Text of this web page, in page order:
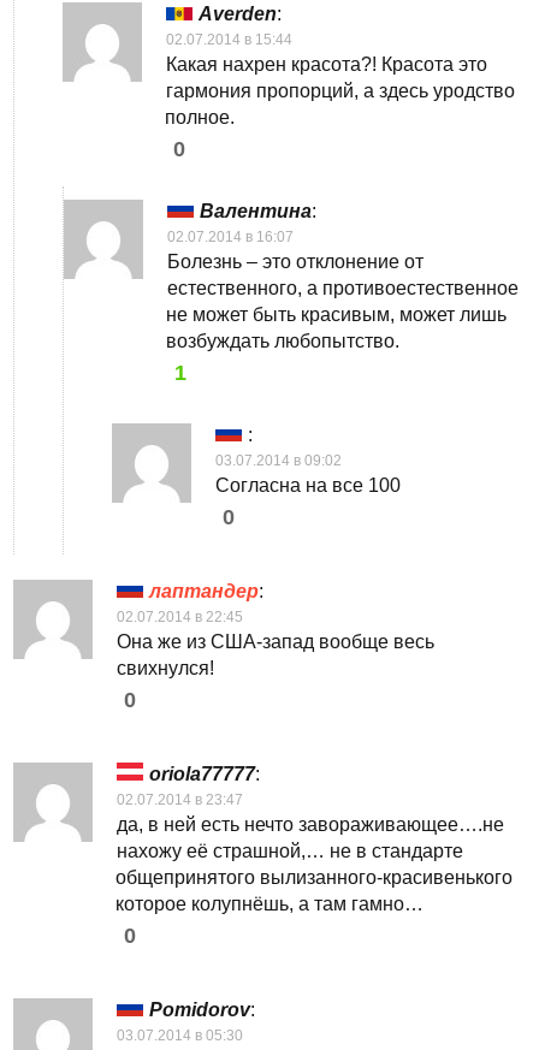
Averden:
02.07.2014 в 15:44
Какая нахрен красота?! Красота это
гармония пропорций, а здесь уродство
полное.
0
Валентина:
02.07.2014 в 16:07
Болезнь – это отклонение от
естественного, а противоестественное
не может быть красивым, может лишь
возбуждать любопытство.
1
:
03.07.2014 в 09:02
Согласна на все 100
0
лаптандер:
02.07.2014 в 22:45
Она же из США-запад вообще весь
свихнулся!
0
oriola77777:
02.07.2014 в 23:47
да, в ней есть нечто завораживающее….не
нахожу её страшной,… не в стандарте
общепринятого вылизанного-красивенького
которое колупнёшь, а там гамно…
0
Pomidorov:
03.07.2014 в 05:30